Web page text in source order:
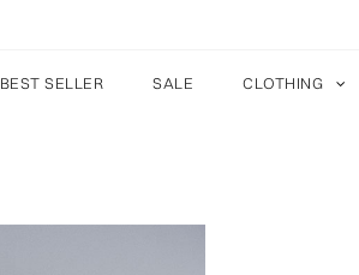
BEST SELLER SALE CLOTHING